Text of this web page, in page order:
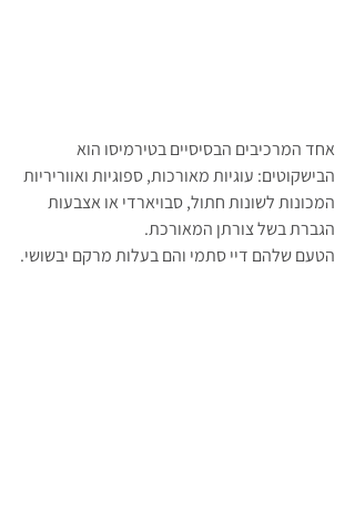
אחד המרכיבים הבסיסיים בטירמיסו הוא
הבישקוטים: עוגיות מאורכות, ספוגיות ואווריריות
המכונות לשונות חתול, סבויארדי או אצבעות
הגברת בשל צורתן המאורכת.
הטעם שלהם דיי סתמי והם בעלות מרקם יבשושי.